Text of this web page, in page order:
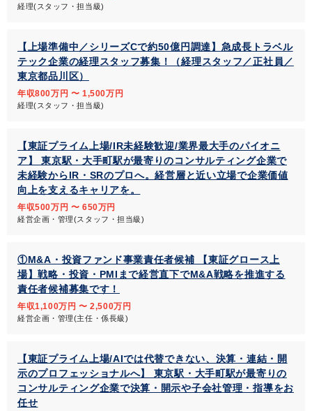
経理(スタッフ・担当級)
【上場準備中／シリーズCで約50億円調達】急成長トラベル
テック企業の経理スタッフ募集！（経理スタッフ／正社員／
東京都品川区）
年収800万円 〜 1,500万円
経理(スタッフ・担当級)
【東証プライム上場/IR未経験歓迎/業界最大手のパイオニ
ア】 東京駅・大手町駅が最寄りのコンサルティング企業で
未経験からIR・SRのプロへ。経営層と近い立場で企業価値
向上を支えるキャリアを。
年収500万円 〜 650万円
経営企画・管理(スタッフ・担当級)
①M&A・投資ファンド事業責任者候補 【東証グロース上
場】戦略・投資・PMIまで経営直下でM&A戦略を推進する
責任者候補募集です！
年収1,100万円 〜 2,500万円
経営企画・管理(主任・係長級)
【東証プライム上場/AIでは代替できない、決算・連結・開
示のプロフェッショナルへ】 東京駅・大手町駅が最寄りの
コンサルティング企業で決算・開示や子会社管理・指導をお
任せ